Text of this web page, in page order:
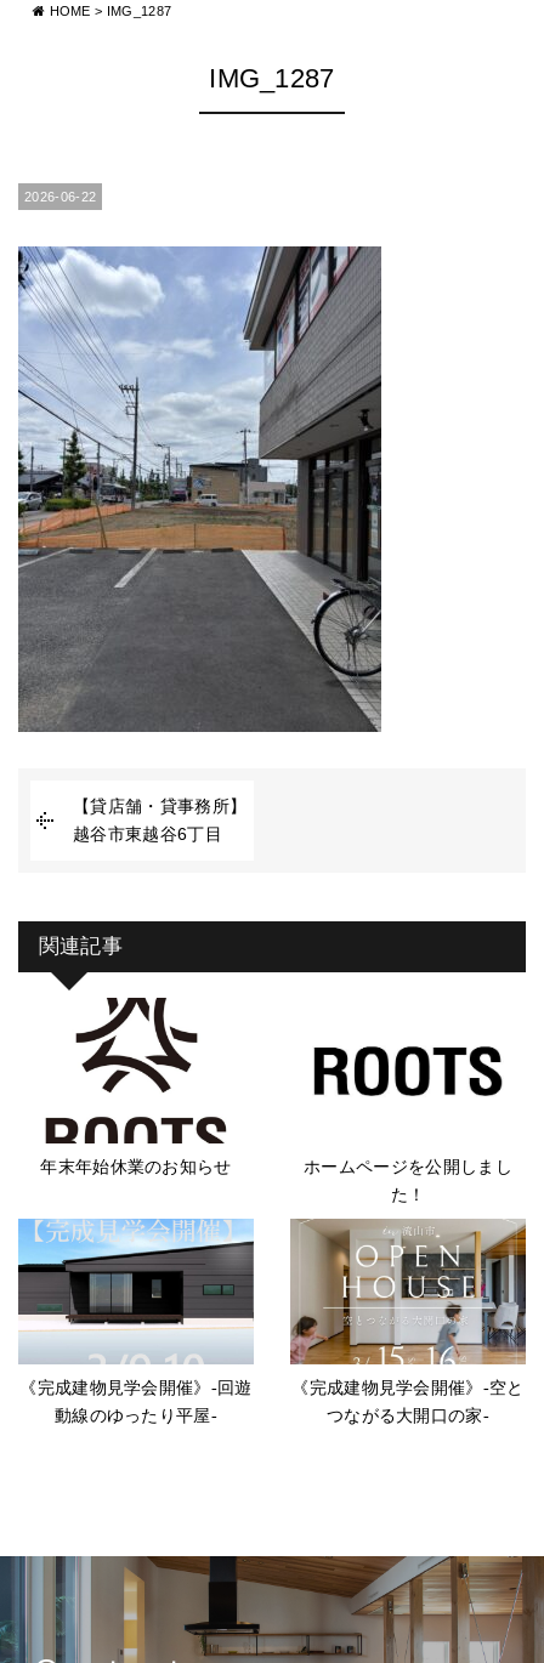
HOME > IMG_1287
IMG_1287
2026-06-22
【貸店舗・貸事務所】
越谷市東越谷6丁目
関連記事
年末年始休業のお知らせ
ホームページを公開しまし
た！
《完成建物見学会開催》-回遊
動線のゆったり平屋-
《完成建物見学会開催》-空と
つながる大開口の家-